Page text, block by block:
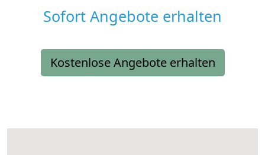
Sofort Angebote erhalten
Kostenlose Angebote erhalten